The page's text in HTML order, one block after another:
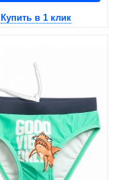
Купить в 1 клик